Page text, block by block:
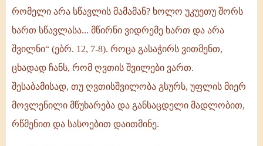
რომელი არა სწავლის მამამან? ხოლო უკუეთუ შორს
ხართ სწავლასა... მწირნი ვიდრემე ხართ და არა
შვილნი“ (ებრ. 12, 7-8). როცა გასაჭირს ვითმენთ,
ცხადად ჩანს, რომ ღვთის შვილები ვართ.
შესაბამისად, თუ ღვთისშვილობა გსურს, უფლის მიერ
მოვლენილი მწუხარება და განსაცდელი მადლობით,
რწმენით და სასოებით დაითმინე.